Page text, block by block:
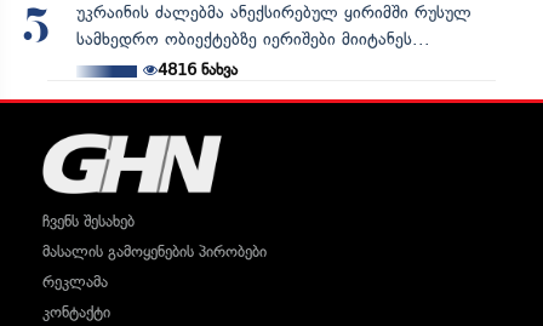
5
უკრაინის ძალებმა ანექსირებულ ყირიმში რუსულ
სამხედრო ობიექტებზე იერიშები მიიტანეს...
4816ნახვა
ჩვენს შესახებ
მასალის გამოყენების პირობები
რეკლამა
კონტაქტი